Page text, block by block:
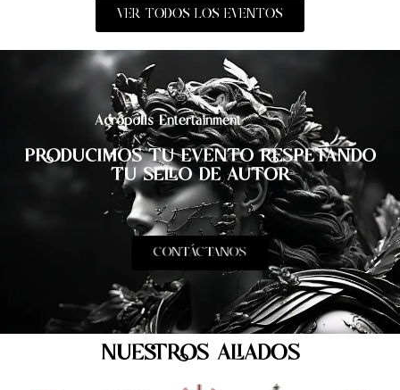
VER TODOS LOS EVENTOS
Acrópolis Entertainment
PRODUCIMOS TU EVENTO RESPETANDO
TU SELLO DE AUTOR
CONTÁCTANOS
NUESTROS ALIADOS